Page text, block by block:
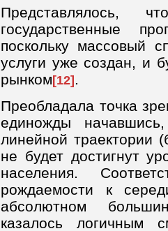
Представлялось,
государственные
поскольку массовый
услуги уже создан, и
рынком[12].
Преобладала точка
единожды
линейной траектории
не будет достигнут
населения.
рождаемости к
абсолютном
казалось логичным